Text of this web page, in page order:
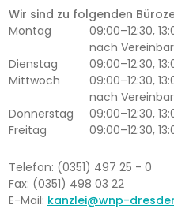
Wir sind zu folgenden
Montag
09:00–12:30,
nach
Dienstag
09:00–12:30,
Mittwoch
09:00–12:30,
nach
Donnerstag
09:00–12:30,
Freitag
09:00–12:30,
Telefon: (0351) 497 25 - 0
Fax: (0351) 498 03 22
E-Mail: kanzlei@wnp-